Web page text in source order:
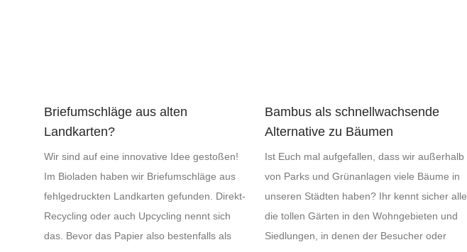
Briefumschläge aus alten
Landkarten?
Wir sind auf eine innovative Idee gestoßen!
Im Bioladen haben wir Briefumschläge aus
fehlgedruckten Landkarten gefunden. Direkt-
Recycling oder auch Upcycling nennt sich
das. Bevor das Papier also bestenfalls als
Bambus als schnellwachsende
Alternative zu Bäumen
Ist Euch mal aufgefallen, dass wir außerhalb
von Parks und Grünanlagen viele Bäume in
unseren Städten haben? Ihr kennt sicher alle
die tollen Gärten in den Wohngebieten und
Siedlungen, in denen der Besucher oder